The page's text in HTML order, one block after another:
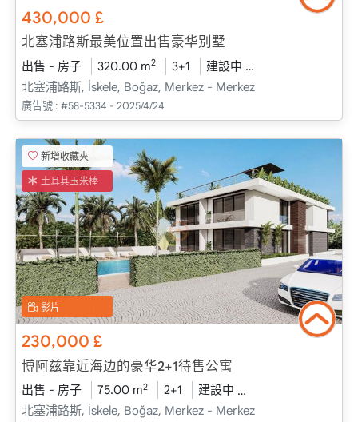
430,000£
北塞浦路斯最美位置出售豪华别墅
出售 - 房子 320.00 m2 3+1 建設中
北塞浦路斯, İskele, Boğaz, Merkez - Merkez
廣告號 : #58-5334 - 2025/4/24
新增收藏夾
土耳其玉米棒
影片
230,000£
博阿兹靠近海边的豪华2+1待售公寓
出售 - 房子 75.00 m2 2+1 建設中
北塞浦路斯, İskele, Boğaz, Merkez - Merkez